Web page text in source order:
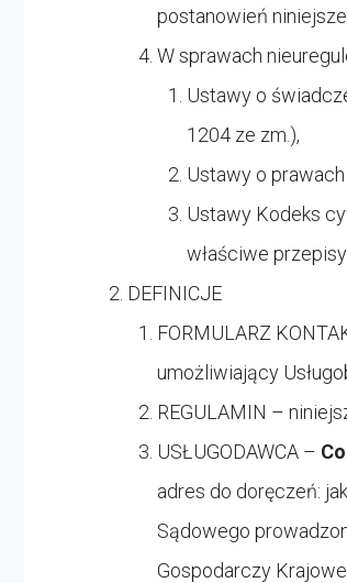
postanowień
W sprawach
Ustawy o
1204 ze zm.),
Ustawy o prawach
Ustawy Kodeks
właściwe
DEFINICJE
FORMULARZ
umożliwiający
REGULAMIN –
USŁUGODAWCA –
adres do doręczeń:
Sądowego
Gospodarczy